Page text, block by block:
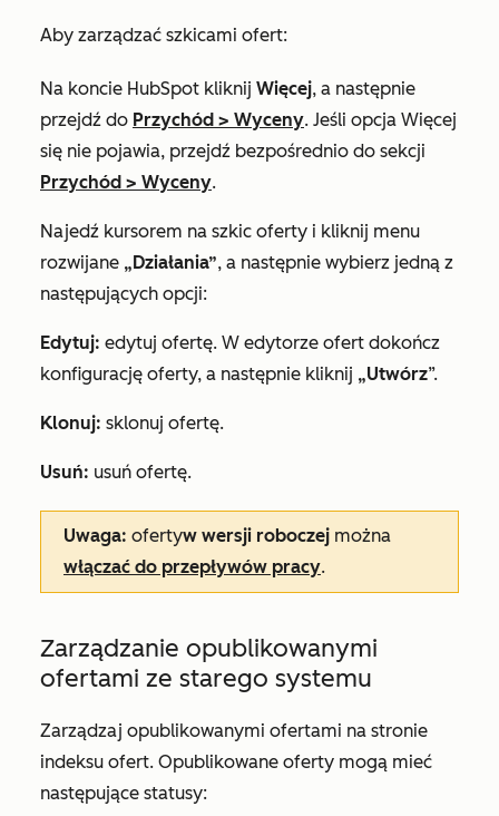
Aby zarządzać szkicami ofert:
Na koncie HubSpot kliknij Więcej, a następnie
przejdź do Przychód > Wyceny. Jeśli opcja Więcej
się nie pojawia, przejdź bezpośrednio do sekcji
Przychód > Wyceny.
Najedź kursorem na szkic oferty i kliknij menu
rozwijane „Działania”, a następnie wybierz jedną z
następujących opcji:
Edytuj: edytuj ofertę. W edytorze ofert dokończ
konfigurację oferty, a następnie kliknij „Utwórz”.
Klonuj: sklonuj ofertę.
Usuń: usuń ofertę.
Uwaga: ofertyw wersji roboczej można
włączać do przepływów pracy.
Zarządzanie opublikowanymi
ofertami ze starego systemu
Zarządzaj opublikowanymi ofertami na stronie
indeksu ofert. Opublikowane oferty mogą mieć
następujące statusy: